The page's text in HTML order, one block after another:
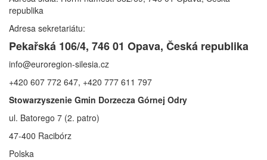
republika
Adresa sekretariátu:
Pekařská 106/4, 746 01 Opava, Česká republika
info@euroregion-silesia.cz
+420 607 772 647, +420 777 611 797
Stowarzyszenie Gmin Dorzecza Górnej Odry
ul. Batorego 7 (2. patro)
47-400 Racibórz
Polska